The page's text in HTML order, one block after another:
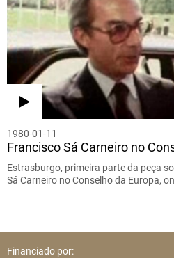
1980-01-11
Francisco Sá Carneiro no
Estrasburgo, primeira parte da peça
Sá Carneiro no Conselho da Europa,
Financiado por: